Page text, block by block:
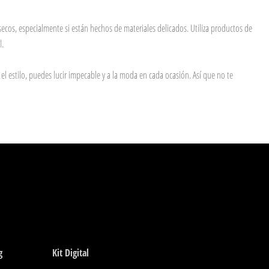
especialmente si están hechos de materiales delicados. Utiliza productos de
puedes lucir impecable y a la moda en cada ocasión. Así que no te
Kit Digital